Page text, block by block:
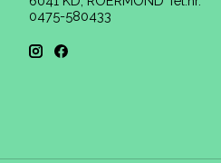
0475-580433